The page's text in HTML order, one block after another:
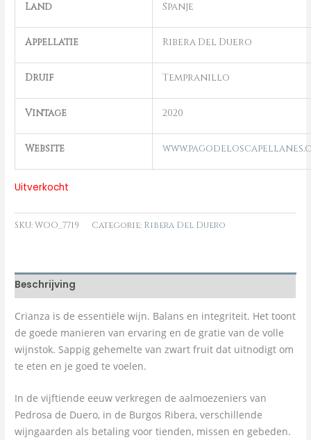
Land Spanje
Appellatie Ribera Del Duero
Druif Tempranillo
Vintage 2020
Website
Uitverkocht
SKU:WOO_7719 Categorie: Ribera Del Duero
Beschrijving
Crianza is de essentiële wijn. Balans en integriteit. Het toont
de goede manieren van ervaring en de gratie van de volle
wijnstok. Sappig gehemelte van zwart fruit dat uitnodigt om
te eten en je goed te voelen.
In de vijftiende eeuw verkregen de aalmoezeniers van
Pedrosa de Duero, in de Burgos Ribera, verschillende
wijngaarden als betaling voor tienden, missen en gebeden.